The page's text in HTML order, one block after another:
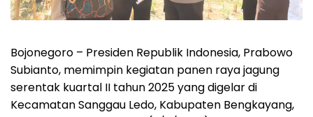
Bojonegoro – Presiden Republik Indonesia, Prabowo
Subianto, memimpin kegiatan panen raya jagung
serentak kuartal II tahun 2025 yang digelar di
Kecamatan Sanggau Ledo, Kabupaten Bengkayang,